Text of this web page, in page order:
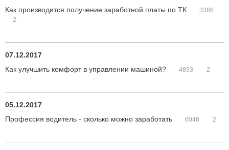
Как производится получение заработной платы по ТК
3386
2
07.12.2017
Как улучшить комфорт в управлении машиной?
4893 2
05.12.2017
Профессия водитель - сколько можно заработать
6048 2